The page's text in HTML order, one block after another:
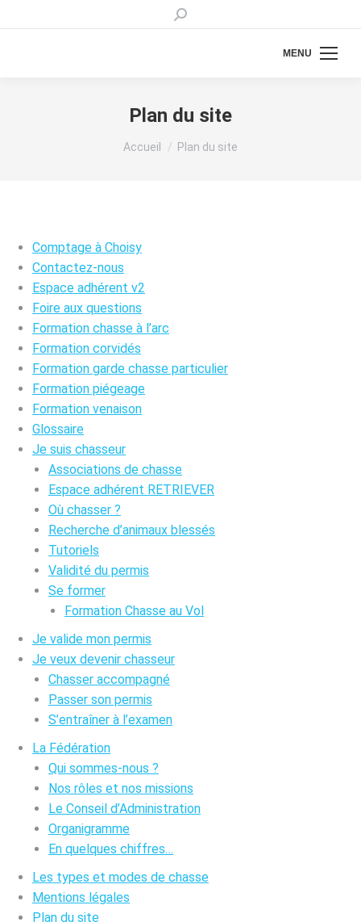
Recherche
MENU
Plan du site
Vous êtes ici :
Accueil Plan du site
Comptage à Choisy
Contactez-nous
Espace adhérent v2
Foire aux questions
Formation chasse à l’arc
Formation corvidés
Formation garde chasse particulier
Formation piégeage
Formation venaison
Glossaire
Je suis chasseur
Associations de chasse
Espace adhérent RETRIEVER
Où chasser ?
Recherche d’animaux blessés
Tutoriels
Validité du permis
Se former
Formation Chasse au Vol
Je valide mon permis
Je veux devenir chasseur
Chasser accompagné
Passer son permis
S’entraîner à l’examen
La Fédération
Qui sommes-nous ?
Nos rôles et nos missions
Le Conseil d’Administration
Organigramme
En quelques chiffres…
Les types et modes de chasse
Mentions légales
Plan du site